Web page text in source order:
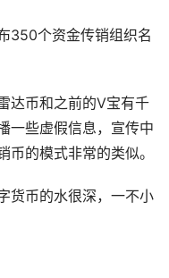
350个资金传销组织名
达币和之前的V宝有千
一些虚假信息，宣传中
的模式非常的类似。
货币的水很深，一不小